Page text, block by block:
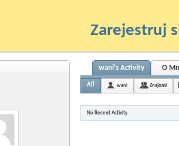
Zarejestruj
wani's Activity O
All wani Znajomi
No Recent Activity